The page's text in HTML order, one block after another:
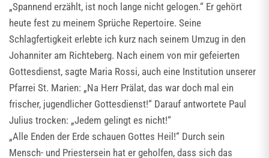
„Spannend erzählt, ist noch lange nicht gelogen.“ Er gehört
heute fest zu meinem Sprüche Repertoire. Seine
Schlagfertigkeit erlebte ich kurz nach seinem Umzug in den
Johanniter am Richteberg. Nach einem von mir gefeierten
Gottesdienst, sagte Maria Rossi, auch eine Institution unserer
Pfarrei St. Marien: „Na Herr Prälat, das war doch mal ein
frischer, jugendlicher Gottesdienst!“ Darauf antwortete Paul
Julius trocken: „Jedem gelingt es nicht!“
„Alle Enden der Erde schauen Gottes Heil!“ Durch sein
Mensch- und Priestersein hat er geholfen, dass sich das